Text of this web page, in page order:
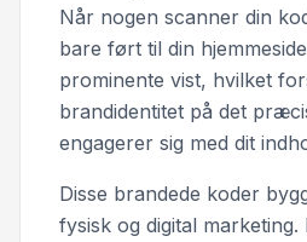
Når nogen scanner din
bare ført til din
prominente vist, hvilket
brandidentitet på det
engagerer sig med dit
Disse brandede koder
fysisk og digital